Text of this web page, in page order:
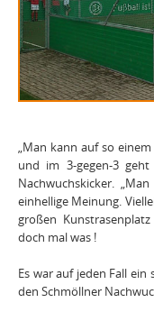
„Man kann auf so
und im 3-gegen-3
Nachwuchskicker.
einhellige Meinung.
großen
doch mal was !
Es war auf jeden Fall
den Schmöllner